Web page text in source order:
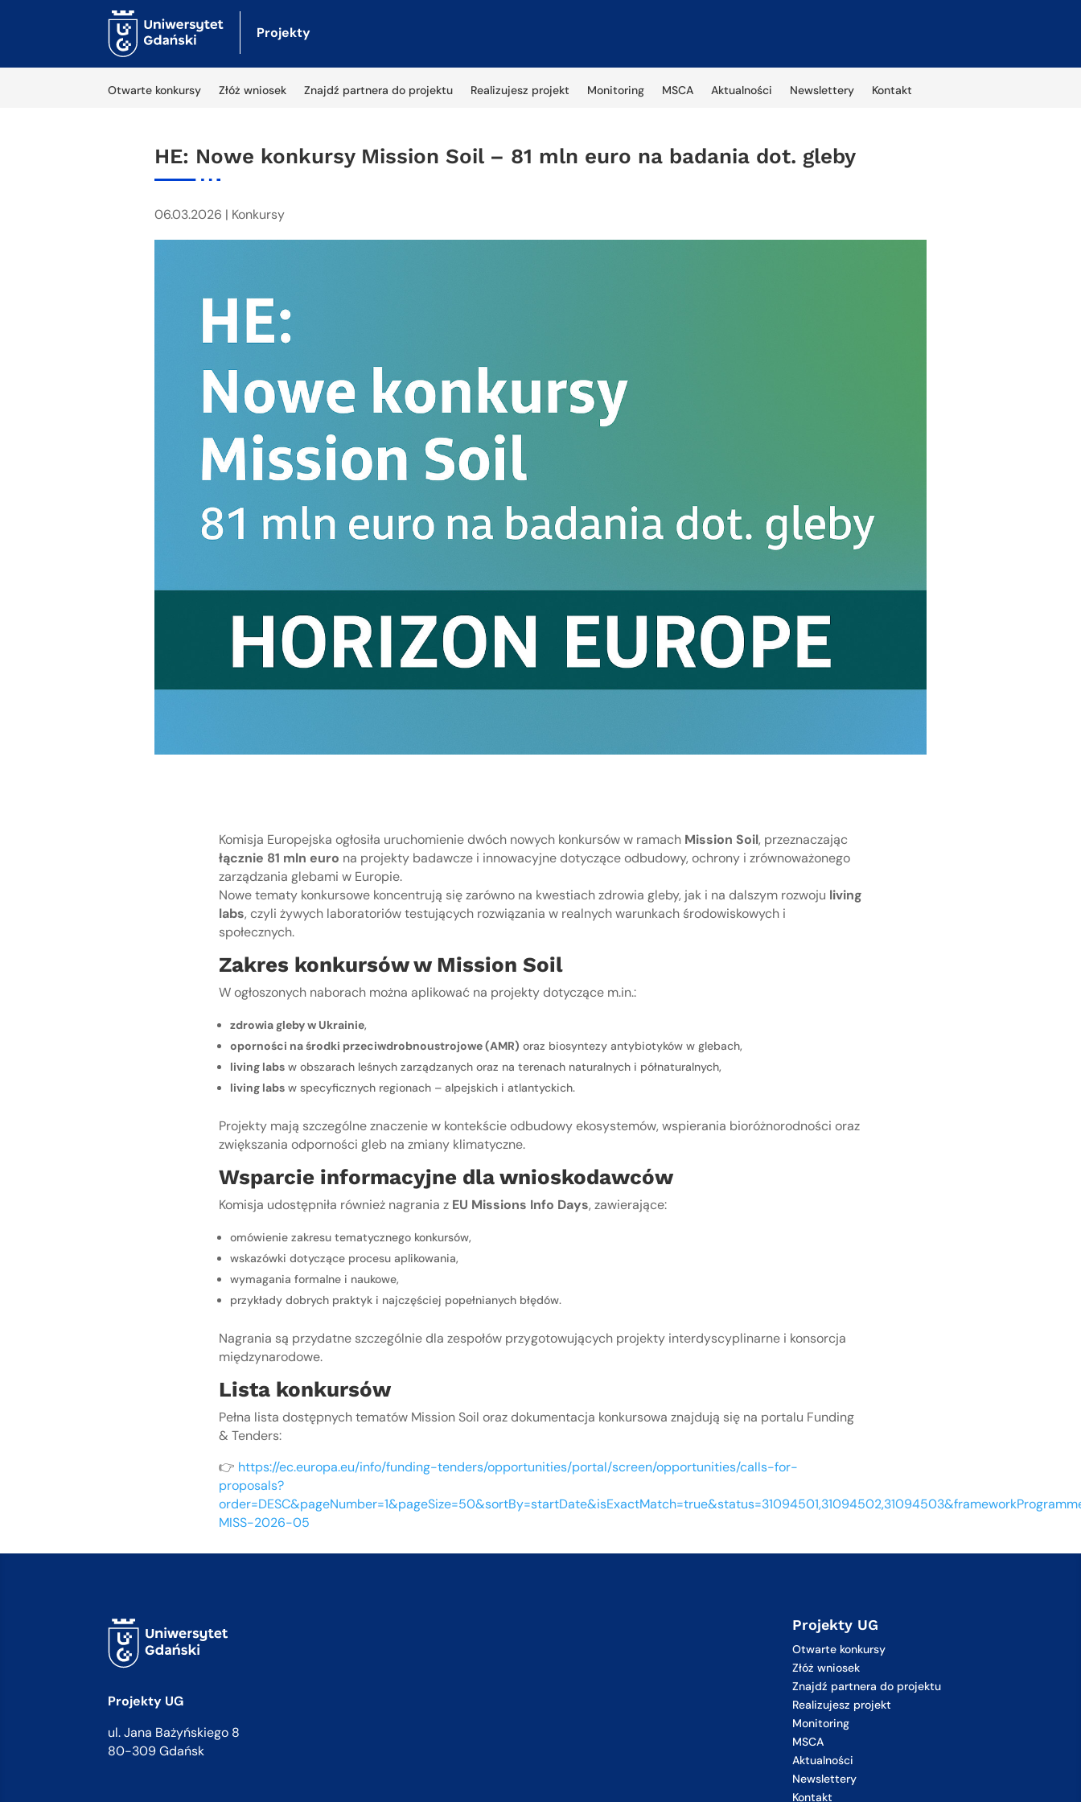
Projekty
Otwarte konkursy Złóż wniosek Znajdź partnera do projektu Realizujesz projekt Monitoring MSCA Aktualności Newslettery Kontakt
HE: Nowe konkursy Mission Soil – 81 mln euro na badania dot. gleby
06.03.2026 | Konkursy
Komisja Europejska ogłosiła uruchomienie dwóch nowych konkursów w ramach Mission Soil, przeznaczając
łącznie 81 mln euro na projekty badawcze i innowacyjne dotyczące odbudowy, ochrony i zrównoważonego
zarządzania glebami w Europie.
Nowe tematy konkursowe koncentrują się zarówno na kwestiach zdrowia gleby, jak i na dalszym rozwoju living
labs, czyli żywych laboratoriów testujących rozwiązania w realnych warunkach środowiskowych i
społecznych.
Zakres konkursów w Mission Soil
W ogłoszonych naborach można aplikować na projekty dotyczące m.in.:
zdrowia gleby w Ukrainie,
oporności na środki przeciwdrobnoustrojowe (AMR) oraz biosyntezy antybiotyków w glebach,
living labs w obszarach leśnych zarządzanych oraz na terenach naturalnych i półnaturalnych,
living labs w specyficznych regionach – alpejskich i atlantyckich.
Projekty mają szczególne znaczenie w kontekście odbudowy ekosystemów, wspierania bioróżnorodności oraz
zwiększania odporności gleb na zmiany klimatyczne.
Wsparcie informacyjne dla wnioskodawców
Komisja udostępniła również nagrania z EU Missions Info Days, zawierające:
omówienie zakresu tematycznego konkursów,
wskazówki dotyczące procesu aplikowania,
wymagania formalne i naukowe,
przykłady dobrych praktyk i najczęściej popełnianych błędów.
Nagrania są przydatne szczególnie dla zespołów przygotowujących projekty interdyscyplinarne i konsorcja
międzynarodowe.
Lista konkursów
Pełna lista dostępnych tematów Mission Soil oraz dokumentacja konkursowa znajdują się na portalu Funding
& Tenders:
👉 https://ec.europa.eu/info/funding-tenders/opportunities/portal/screen/opportunities/calls-for-
proposals?
MISS-2026-05
Projekty UG
ul. Jana Bażyńskiego 8
80-309 Gdańsk
Projekty UG
Otwarte konkursy
Złóż wniosek
Znajdź partnera do projektu
Realizujesz projekt
Monitoring
MSCA
Aktualności
Newslettery
Kontakt